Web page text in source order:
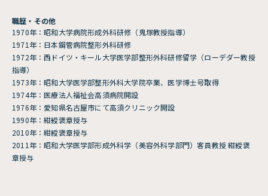
職歴・その他
1970年：昭和大学病院形成外科研修（鬼塚教授指導）
1971年：日本鋼管病院整形外科研修
1972年：西ドイツ・キール大学医学部整形外科研修留学（ローデダー教授
指導）
1973年：昭和大学医学部整形外科大学院卒業、医学博士号取得
1974年：医療法人福祉会高須病院開設
1976年：愛知県名古屋市にて高須クリニック開設
1990年：紺綬褒章授与
2010年：紺綬褒章授与
2011年：昭和大学医学部形成外科学（美容外科学部門）客員教授 紺綬褒
章授与